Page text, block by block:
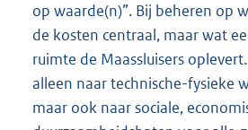
op waarde(n)”. Bij beheren op
de kosten centraal, maar wat
ruimte de Maassluisers
alleen naar technische-fysieke
maar ook naar sociale,